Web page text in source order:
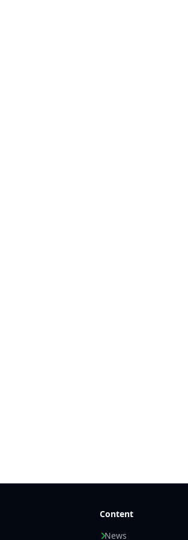
Content
News